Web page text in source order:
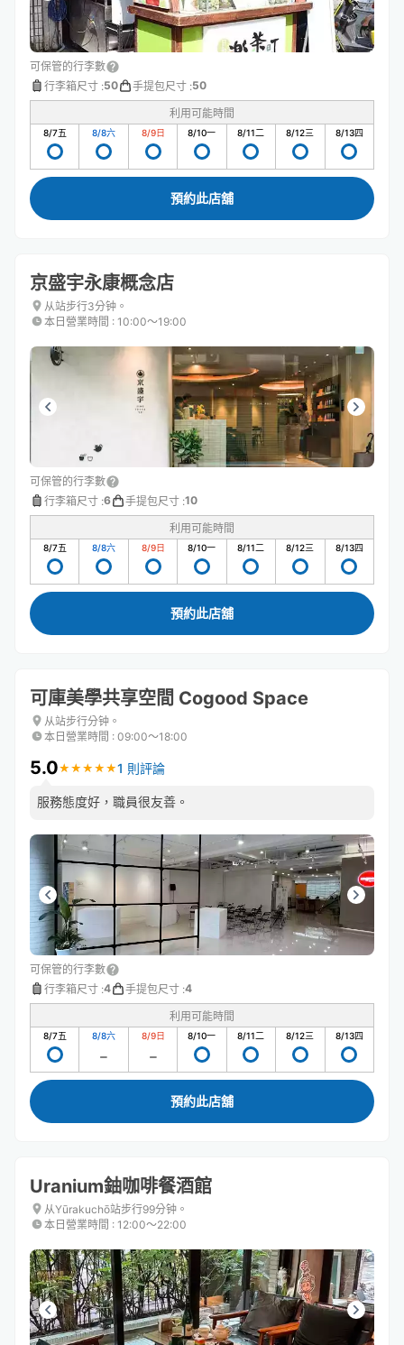
可保管的行李數
行李箱尺寸 :50 手提包尺寸 :50
利用可能時間
8/7五 8/8六 8/9日 8/10一 8/11二 8/12三 8/13四
預約此店舖
京盛宇永康概念店
从站步行3分钟。
本日營業時間 : 10:00〜19:00
可保管的行李數
行李箱尺寸 :6 手提包尺寸 :10
利用可能時間
8/7五 8/8六 8/9日 8/10一 8/11二 8/12三 8/13四
預約此店舖
可庫美學共享空間 Cogood Space
从站步行分钟。
本日營業時間 : 09:00〜18:00
5.0★ ★ ★ ★ ★
★ ★ ★ ★ ★1 則評論
服務態度好，職員很友善。
可保管的行李數
行李箱尺寸 :4 手提包尺寸 :4
利用可能時間
8/7五 8/8六 8/9日 8/10一 8/11二 8/12三 8/13四
預約此店舖
Uranium鈾咖啡餐酒館
从Yūrakuchō站步行99分钟。
本日營業時間 : 12:00〜22:00